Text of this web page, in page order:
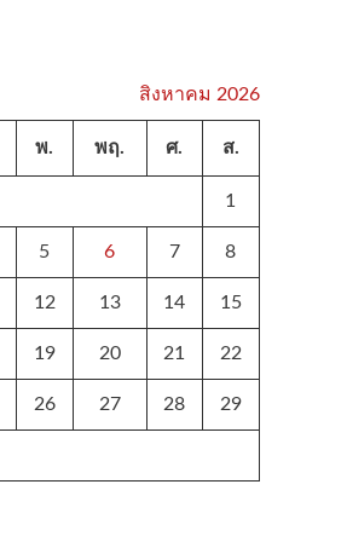
สิงหาคม 2026
พ. พฤ. ศ. ส.
1
5 6 7 8
12 13 14 15
19 20 21 22
26 27 28 29